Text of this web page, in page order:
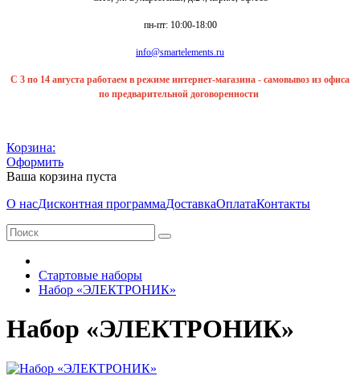
пн-пт: 10:00-18:00
info@smartelements.ru
С 3 по 14 августа работаем в режиме интернет-магазина - самовывоз из офиса
по предварительной договоренности
Корзина:
Оформить
Ваша корзина пуста
О насДисконтная программаДоставкаОплатаКонтакты
Стартовые наборы
Набор «ЭЛЕКТРОНИК»
Набор «ЭЛЕКТРОНИК»